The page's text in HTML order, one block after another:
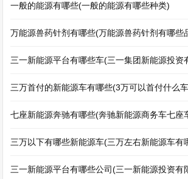
一般的能源有哪些(一般的能源有哪些种类)
万能源兽药针剂有哪些(万能源兽药针剂有哪些
三一新能源平台有哪些车(三一集团新能源投资
三万首付的新能源车有哪些(3万可以首付什么
七座新能源奔驰有哪些(奔驰新能源商务车七座
三万以下有哪些新能源车(三万左右新能源车有
三一新能源平台有哪些公司(三一新能源投资有